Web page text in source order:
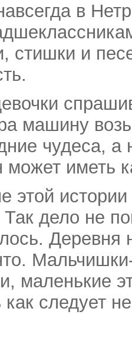
в
стишки и
машину
чудеса,
может иметь
этой
дело не
Деревня
маленькие
как следует